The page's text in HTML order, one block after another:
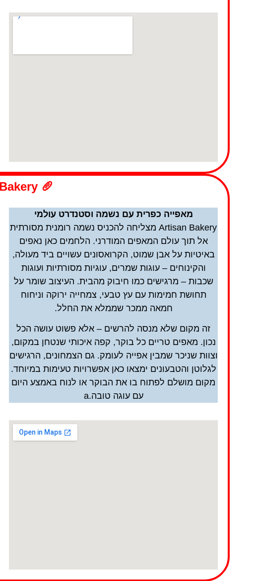
🥖 Artisan Bakery
מאפייה כפרית עם נשמה וסטנדרט עולמי
Artisan Bakery מצליחה להכניס נשמה רומנית מסורתית
אל תוך עולם המאפים המודרני. הלחמים כאן נאפים
באיטיות על אבן שמוט, הקרואסונים עשויים ביד מעולה,
והקינוחים – עוגות שמרים, עוגיות מסורתיות ועוגות
שכבות – מרגישים כמו חיבוק מהבית. העיצוב שומר על
תחושת חמימות עם עץ טבעי, צמחייה ירוקה וניחוח
חמאה ממכר שממלא את החלל.
זה מקום שלא מנסה להרשים – אלא פשוט עושה הכל
נכון. מאפים טריים כל בוקר, קפה איכותי שנטחן במקום,
וצוות שניכר שמבין אפייה לעומק. גם הצמחונים, הרגישים
לגלוטן והטבעונים ימצאו כאן אפשרויות טעימות במיוחד.
מקום מושלם לפתוח בו את הבוקר או לנוח באמצע היום
עם עוגה טובה.a